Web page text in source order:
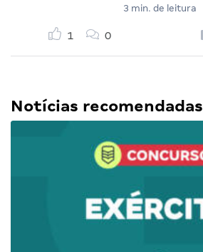
3 min. de leitura
1 0
Notícias recomendadas